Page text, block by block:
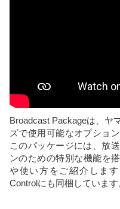
Broadcast Packageは、ヤ
ズで使用可能なオプショ
このパッケージには、放
ンのための特別な機能を
や使い方をご紹介しま
Controlにも同梱しています